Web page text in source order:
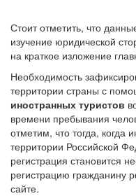
Стоит отметить, что
изучение юридической
на краткое изложение
Необходимость
территории страны с
иностранных туристов
времени пребывания
отметим, что тогда, когда
территории Российской
регистрация становится
регистрацию гражданину
сайте.